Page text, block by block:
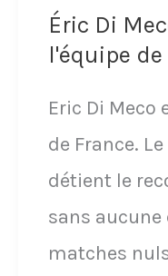
l'équipe
France
en
Coupe
du
monde
Éric Di
l'équipe
Eric Di Meco
de France.
détient le
sans aucune
matches